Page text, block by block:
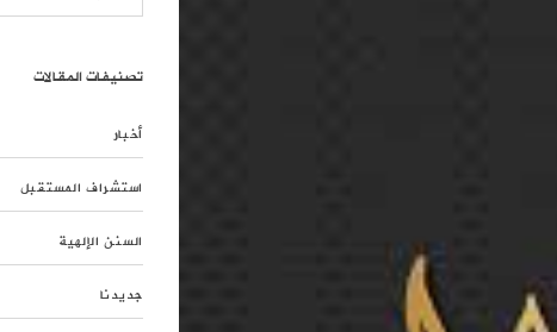
تصنيفات المقالات
أخبار
استشراف المستقبل
السنن الإلهية
جديدنا